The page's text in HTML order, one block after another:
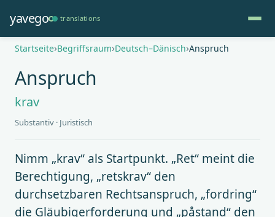
zum
Inhalt
yavego translations
Pfadnavigation
Startseite Begriffsraum Deutsch–Dänisch Anspruch
Anspruch
krav
Substantiv · Juristisch
Nimm „krav“ als Startpunkt. „Ret“ meint die
Berechtigung, „retskrav“ den
durchsetzbaren Rechtsanspruch, „fordring“
die Gläubigerforderung und „påstand“ den